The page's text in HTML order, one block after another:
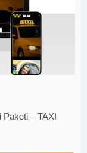
Paketi – TAXI